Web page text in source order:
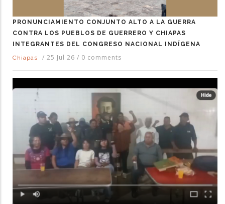
PRONUNCIAMIENTO CONJUNTO ALTO A LA GUERRA
CONTRA LOS PUEBLOS DE GUERRERO Y CHIAPAS
INTEGRANTES DEL CONGRESO NACIONAL INDÍGENA
Chiapas
/ 25 Jul 26 / 0 comments